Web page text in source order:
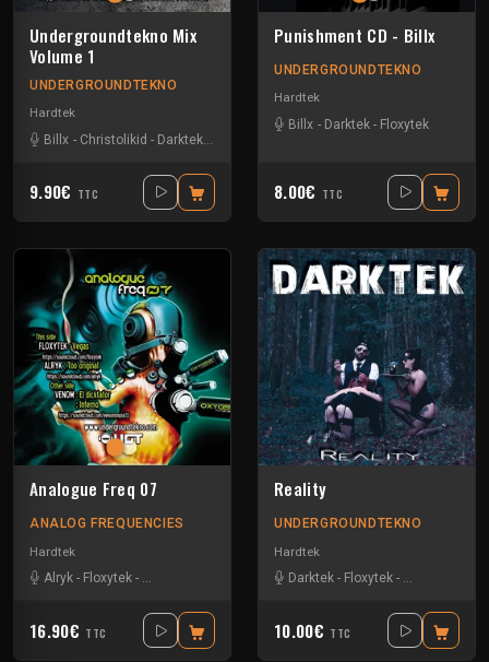
Undergroundtekno Mix
Volume 1
UNDERGROUNDTEKNO
Hardtek
Billx - Christolikid - Darktek-
9.90€ TTC
Punishment CD - Billx
UNDERGROUNDTEKNO
Hardtek
Billx - Darktek - Floxytek
8.00€ TTC
Analogue Freq 07
ANALOG FREQUENCIES
Hardtek
Alryk - Floxytek - Venom Hardtek
16.90€ TTC
Reality
UNDERGROUNDTEKNO
Hardtek
Darktek - Floxytek - Harry potar
10.00€ TTC